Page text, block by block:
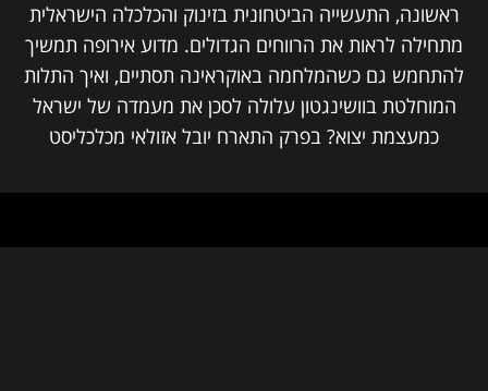
ראשונה, התעשייה הביטחונית בזינוק והכלכלה הישראלית
מתחילה לראות את הרווחים הגדולים. מדוע אירופה תמשיך
להתחמש גם כשהמלחמה באוקראינה תסתיים, ואיך התלות
המוחלטת בוושינגטון עלולה לסכן את מעמדה של ישראל
כמעצמת יצוא? בפרק התארח יובל אזולאי מכלכליסט